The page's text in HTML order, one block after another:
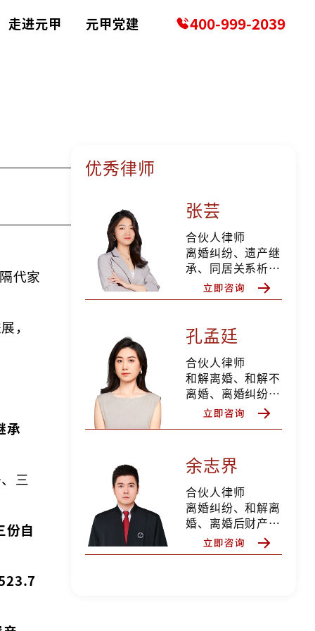
走进元甲 元甲党建 400-999-2039
代家
，
承
三
份自
优秀律师
张芸
合伙人律师
离婚纠纷、遗产继
承、同居关系析产
纠纷、分家析产纠
纷、所有权确认纠
纠纷、债权债务纠
纷、私人律师等
孔孟廷
合伙人律师
和解离婚、和解不
离婚、离婚纠纷、
离婚后财产纠纷、
抚养权纠纷、抚养
纷、变更抚养权纠
纷、遗产继承纠纷
分家析产纠纷，擅
长家庭财富规划，
私人律师等
余志界
合伙人律师
离婚纠纷、和解离
婚、离婚后财产纠
纷、股权期权分
割、财富规划、遗